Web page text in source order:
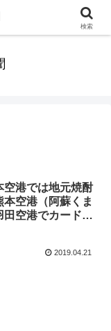
っしょに歩いてゆけるっ
空港では地元焼酎
空港（阿蘇くま
田空港でカードラ
2019.04.21
検索